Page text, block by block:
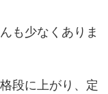
も少なくありま
段に上がり、定